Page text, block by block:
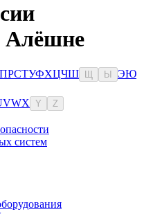
Алёшне
ПРСТУФХЦЧШ Ы ЭЮ
VWX Y Z
систем